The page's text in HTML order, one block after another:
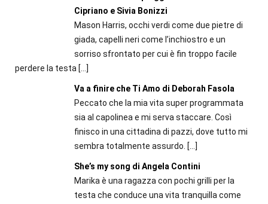
Cipriano e Sivia Bonizzi
Mason Harris, occhi verdi come due pietre di
giada, capelli neri come l’inchiostro e un
sorriso sfrontato per cui è fin troppo facile
perdere la testa […]
Va a finire che Ti Amo di Deborah Fasola
Peccato che la mia vita super programmata
sia al capolinea e mi serva staccare. Così
finisco in una cittadina di pazzi, dove tutto mi
sembra totalmente assurdo. […]
She’s my song di Angela Contini
Marika è una ragazza con pochi grilli per la
testa che conduce una vita tranquilla come